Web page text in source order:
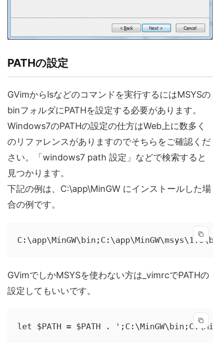
PATHの設定
GVimからlsなどのコマンドを実行するにはMSYSの
binフォルダにPATHを設定する必要があります。
Windows7のPATHの設定の仕方はWeb上に数多く
のリファレンスがありますのでそちらをご確認くだ
さい。「windows7 path 設定」などで検索すると
見つかります。
下記の例は、C:\app\MinGW にインストールした場
合の例です。
GVimでしかMSYSを使わない方は_vimrcでPATHの
設定してもいいです。
let $PATH = $PATH .